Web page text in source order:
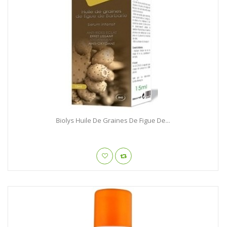
Biolys Huile De Graines De Figue De...